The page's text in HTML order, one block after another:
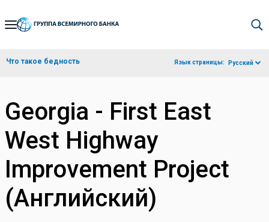
Skip
Navigation
Что такое бедность Язык страницы: Русский
Georgia - First East
West Highway
Improvement Project
(Английский)